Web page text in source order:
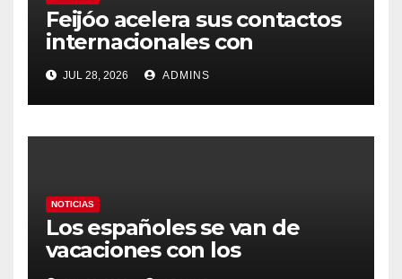
Feijóo acelera sus contactos
internacionales con
Latinoamérica como socio
prioritario en su agenda de
gobierno
JUL 28, 2026 ADMINS
NOTICIAS
Los españoles se van de
vacaciones con los
carburantes hasta un 21%